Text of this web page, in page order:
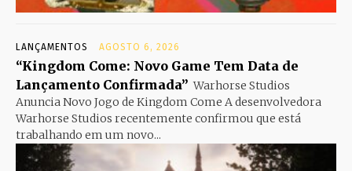
LANÇAMENTOS AGOSTO 6, 2026
“Kingdom Come: Novo Game Tem Data de
Lançamento Confirmada” Warhorse Studios
Anuncia Novo Jogo de Kingdom Come A desenvolvedora
Warhorse Studios recentemente confirmou que está
trabalhando em um novo...